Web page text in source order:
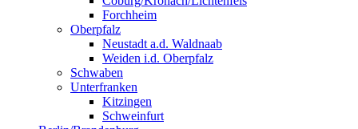
Forchheim
Oberpfalz
Neustadt a.d. Waldnaab
Weiden i.d. Oberpfalz
Schwaben
Unterfranken
Kitzingen
Schweinfurt